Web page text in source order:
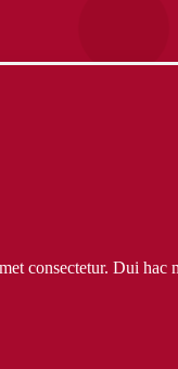
consectetur. Dui hac